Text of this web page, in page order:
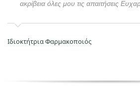
ακρίβεια όλες μου τις απαιτήσεις
Ιδιοκτήτρια Φαρμακοποιός